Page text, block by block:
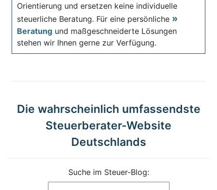
Orientierung und ersetzen keine individuelle
steuerliche Beratung. Für eine persönliche
Beratung und maßgeschneiderte Lösungen
stehen wir Ihnen gerne zur Verfügung.
Die wahrscheinlich umfassendste
Steuerberater-Website
Deutschlands
Suche im Steuer-Blog: